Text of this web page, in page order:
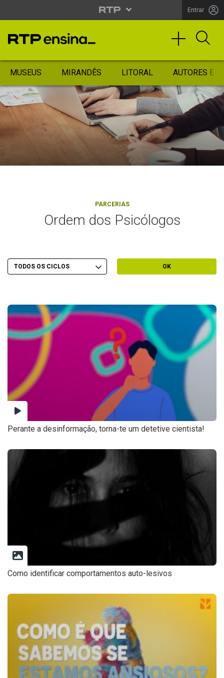
Entrar
MUSEUS MIRANDÊS LITORAL AUTORES
PARCERIAS
Ordem dos Psicólogos
Filtrar por Ciclo
Escolher Ciclo OK
Perante a desinformação, torna-te um detetive cientista!
Como identificar comportamentos auto-lesivos